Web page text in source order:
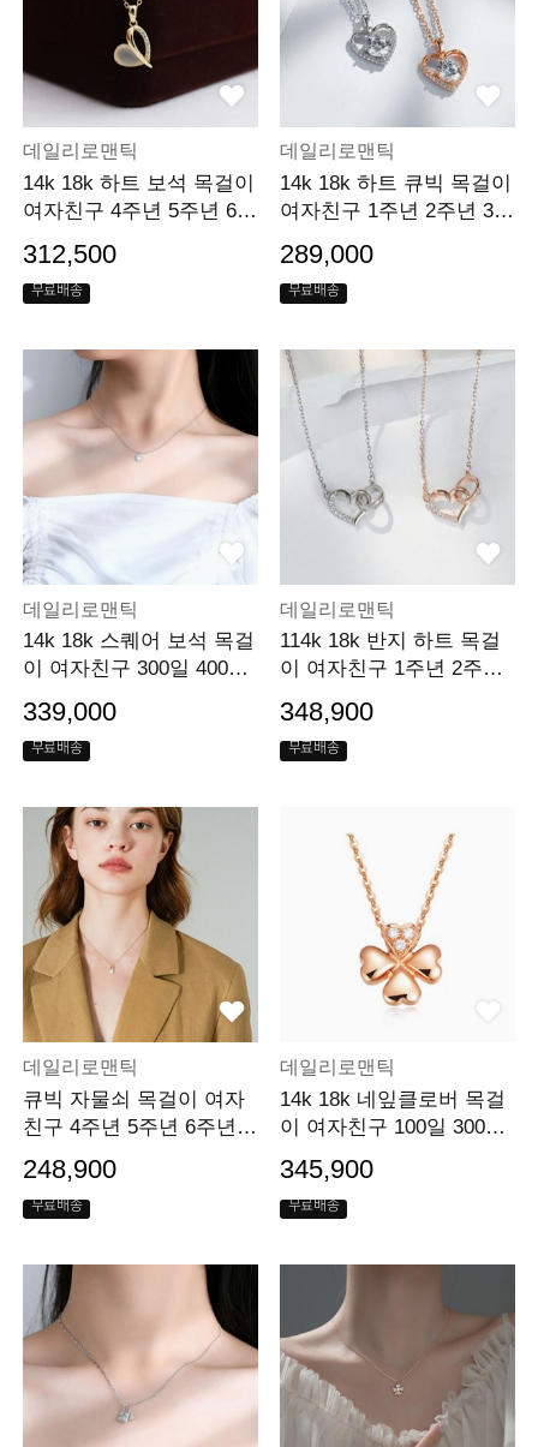
데일리로맨틱
14k 18k 하트 보석 목걸이
여자친구 4주년 5주년 6주
312,500
무료배송
데일리로맨틱
14k 18k 하트 큐빅 목걸이
여자친구 1주년 2주년 3주
289,000
무료배송
데일리로맨틱
14k 18k 스퀘어 보석 목걸
이 여자친구 300일 400일
339,000
무료배송
데일리로맨틱
114k 18k 반지 하트 목걸
이 여자친구 1주년 2주년
348,900
무료배송
데일리로맨틱
큐빅 자물쇠 목걸이 여자
친구 4주년 5주년 6주년
248,900
무료배송
데일리로맨틱
14k 18k 네잎클로버 목걸
이 여자친구 100일 300일
345,900
무료배송